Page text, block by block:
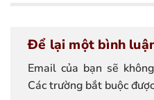
Để lại một bình
Email của bạn sẽ
Các trường bắt buộc